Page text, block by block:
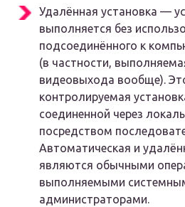
Удалённая установка —
выполняется без
подсоединённого к
(в частности,
видеовыхода вообще).
контролируемая
соединенной через
посредством
Автоматическая и
являются обычными
выполняемыми
администраторами.